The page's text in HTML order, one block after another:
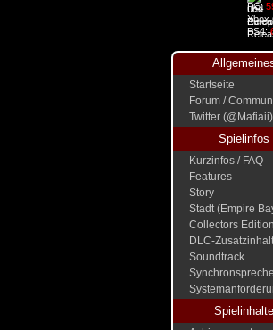
PC:
Xbox
PS4:
Startseite
Forum /
Twitter (@Mafiaii)
Spielinfos
Kurzinfos / FAQ
Features
Story
Stadt (Empire
Collectors Edition
DLC-
Soundtrack
Spielinhalte